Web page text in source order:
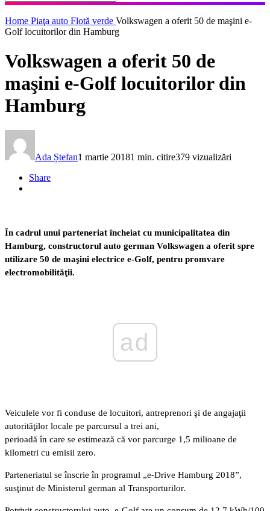
Home Piaţa auto Flotă verde Volkswagen a oferit 50 de maşini e-
Golf locuitorilor din Hamburg
Volkswagen a oferit 50 de
maşini e-Golf locuitorilor din
Hamburg
Ada Ștefan1 martie 20181 min. citire379 vizualizări
Share
În cadrul unui parteneriat încheiat cu municipalitatea din
Hamburg, constructorul auto german Volkswagen a oferit spre
utilizare 50 de maşini electrice e-Golf, pentru promvare
electromobilităţii.
ad
Veiculele vor fi conduse de locuitori, antreprenori şi de angajaţii
autorităţilor locale pe parcursul a trei ani,
perioadă în care se estimează că vor parcurge 1,5 milioane de
kilometri cu emisii zero.
Parteneriatul se înscrie în programul „e-Drive Hamburg 2018”,
susţinut de Ministerul german al Transporturilor.